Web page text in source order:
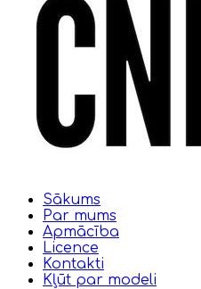
Sākums
Par mums
Apmācība
Licence
Kontakti
Kļūt par modeli